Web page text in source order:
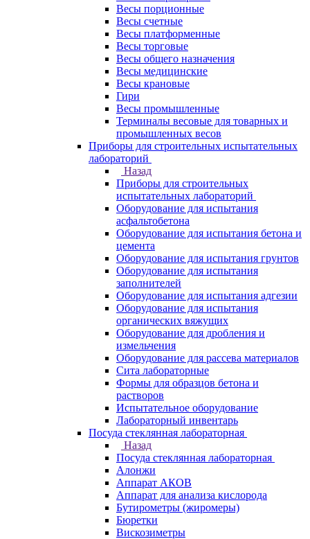
Весы порционные
Весы счетные
Весы платформенные
Весы торговые
Весы общего назначения
Весы медицинские
Весы крановые
Гири
Весы промышленные
Терминалы весовые для товарных и
промышленных весов
Приборы для строительных испытательных
лабораторий
Назад
Приборы для строительных
испытательных лабораторий
Оборудование для испытания
асфальтобетона
Оборудование для испытания бетона и
цемента
Оборудование для испытания грунтов
Оборудование для испытания
заполнителей
Оборудование для испытания адгезии
Оборудование для испытания
органических вяжущих
Оборудование для дробления и
измельчения
Оборудование для рассева материалов
Сита лабораторные
Формы для образцов бетона и
растворов
Испытательное оборудование
Лабораторный инвентарь
Посуда стеклянная лабораторная
Назад
Посуда стеклянная лабораторная
Алонжи
Аппарат АКОВ
Аппарат для анализа кислорода
Бутирометры (жиромеры)
Бюретки
Вискозиметры